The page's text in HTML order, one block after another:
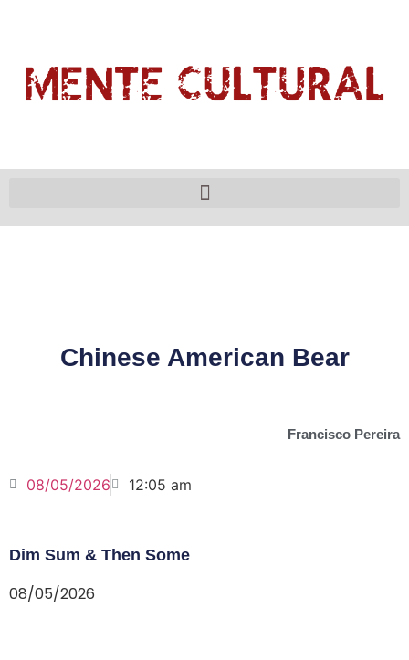
Chinese American Bear
Francisco Pereira
08/05/2026 12:05 am
Dim Sum & Then Some
08/05/2026